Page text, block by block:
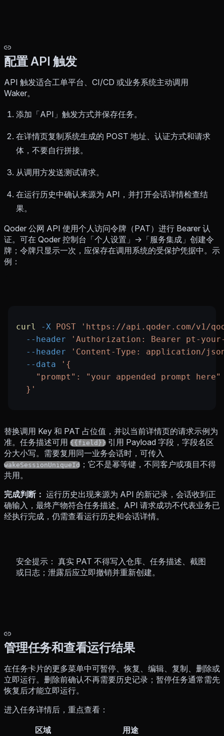
配置 API 触发
API 触发适合工单平台、CI/CD 或业务系统主动调用
Waker。
添加「API」触发方式并保存任务。
在详情页复制系统生成的 POST 地址、认证方式和请求
体，不要自行拼接。
从调用方发送测试请求。
在运行历史中确认来源为 API，并打开会话详情检查结
果。
Qoder 公网 API 使用个人访问令牌（PAT）进行 Bearer 认
证。可在 Qoder 控制台「个人设置」→「服务集成」创建令
牌；令牌只显示一次，应保存在调用系统的受保护凭据中。示
例：
curl -X POST 'https://api.qoder.com/v1/
  --header
'Authorization: Bearer pt-
  --header
'Content-Type: application/
  --data
'{
    "prompt": "your appended prompt here"
  }'
替换调用 Key 和 PAT 占位值，并以当前详情页的请求示例为
准。任务描述可用 {{field}} 引用 Payload 字段，字段名区
分大小写。需要复用同一业务会话时，可传入
wakeSessionUniqueId ；它不是幂等键，不同客户或项目不得
共用。
完成判断： 运行历史出现来源为 API 的新记录，会话收到正
确输入，最终产物符合任务描述。API 请求成功不代表业务已
经执行完成，仍需查看运行历史和会话详情。
安全提示： 真实 PAT 不得写入仓库、任务描述、截图
或日志；泄露后应立即撤销并重新创建。
管理任务和查看运行结果
在任务卡片的更多菜单中可暂停、恢复、编辑、复制、删除或
立即运行。删除前确认不再需要历史记录；暂停任务通常需先
恢复后才能立即运行。
进入任务详情后，重点查看：
区域
用途